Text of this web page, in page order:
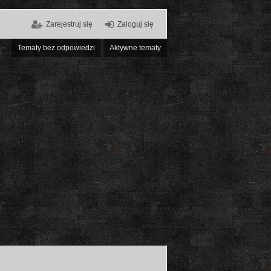
Zaloguj się
Zarejestruj się
Tematy bez odpowiedzi Aktywne tematy